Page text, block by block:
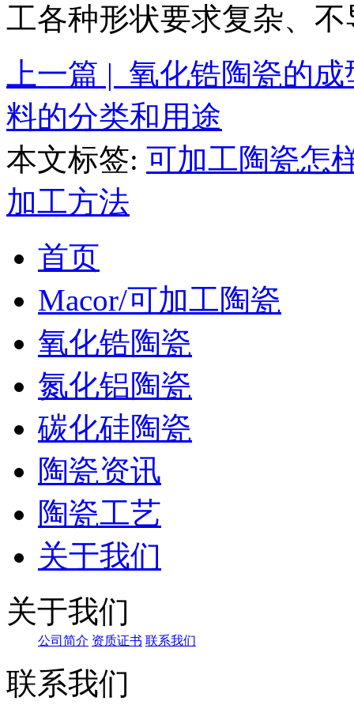
工各种形状要求复杂、
上一篇 | 氧化锆陶瓷的
料的分类和用途
本文标签: 可加工陶瓷怎
加工方法
首页
Macor/可加工陶瓷
氧化锆陶瓷
氮化铝陶瓷
碳化硅陶瓷
陶瓷资讯
陶瓷工艺
关于我们
关于我们
公司简介 资质证书 联系我们
联系我们